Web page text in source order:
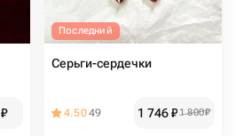
₽
Последний
Серьги-сердечки
4.5049 1 746₽1 800₽